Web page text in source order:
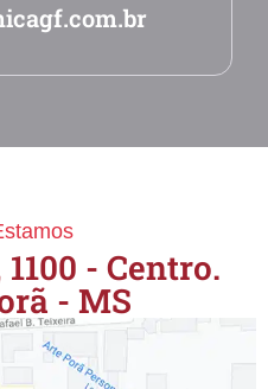
- Centro.
- MS